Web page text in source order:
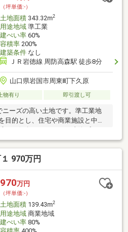
（坪単価:-）
土地面積343.32m2
用途地域準工業
建ぺい率60%
容積率200%
建築条件なし
ＪＲ岩徳線 周防高森駅 徒歩8分
山口県岩国市周東町下久原
物有り 即引渡し可
ーズの高い土地です。準工業地
目的とし、住宅や商業施設と中小
す。不動産のプロフェッショナル
実現させるお手伝いをいたしま
どのような事でも当社にお問い合
970万円
970万円
（坪単価:-）
土地面積139.43m2
用途地域商業地域
建ぺい率80%